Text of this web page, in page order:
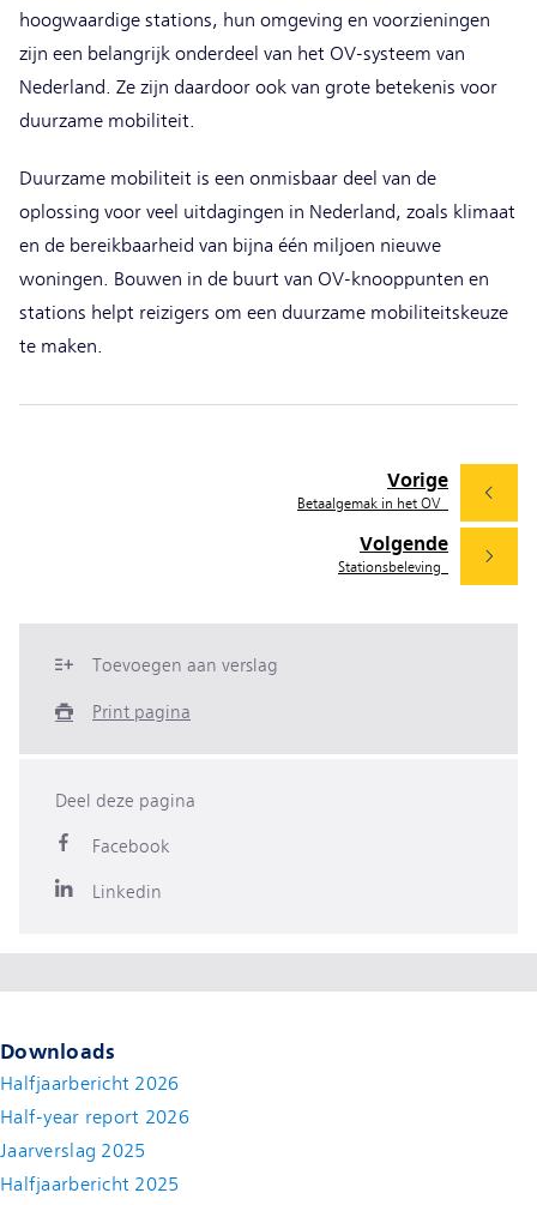
hoogwaardige stations, hun omgeving en voorzieningen
zijn een belangrijk onderdeel van het OV-systeem van
Nederland. Ze zijn daardoor ook van grote betekenis voor
duurzame mobiliteit.
Duurzame mobiliteit is een onmisbaar deel van de
oplossing voor veel uitdagingen in Nederland, zoals klimaat
en de bereikbaarheid van bijna één miljoen nieuwe
woningen. Bouwen in de buurt van OV-knooppunten en
stations helpt reizigers om een duurzame mobiliteitskeuze
te maken.
Volgende
Stationsbeleving
Vorige
Betaalgemak in het OV
Toevoegen aan verslag
Print pagina
Deel deze pagina
Facebook
Linkedin
Downloads
Halfjaarbericht 2026
Half-year report 2026
Jaarverslag 2025
Halfjaarbericht 2025